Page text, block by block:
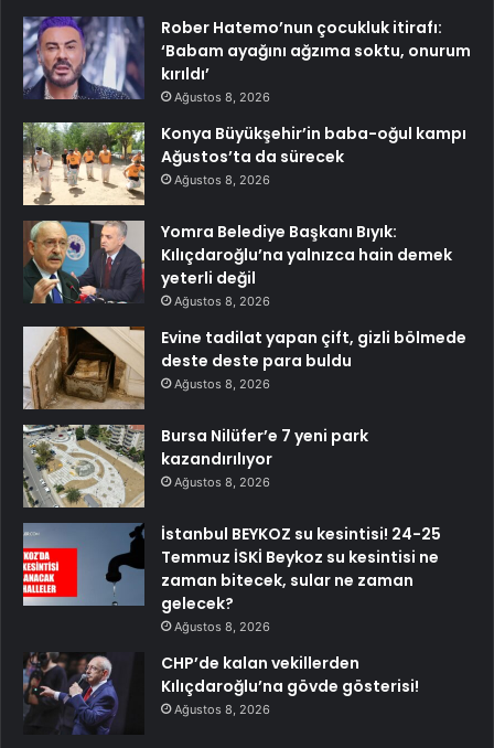
Rober Hatemo’nun çocukluk itirafı:
‘Babam ayağını ağzıma soktu, onurum
kırıldı’
Ağustos 8, 2026
Konya Büyükşehir’in baba-oğul kampı
Ağustos’ta da sürecek
Ağustos 8, 2026
Yomra Belediye Başkanı Bıyık:
Kılıçdaroğlu’na yalnızca hain demek
yeterli değil
Ağustos 8, 2026
Evine tadilat yapan çift, gizli bölmede
deste deste para buldu
Ağustos 8, 2026
Bursa Nilüfer’e 7 yeni park
kazandırılıyor
Ağustos 8, 2026
İstanbul BEYKOZ su kesintisi! 24-25
Temmuz İSKİ Beykoz su kesintisi ne
zaman bitecek, sular ne zaman
gelecek?
Ağustos 8, 2026
CHP’de kalan vekillerden
Kılıçdaroğlu’na gövde gösterisi!
Ağustos 8, 2026